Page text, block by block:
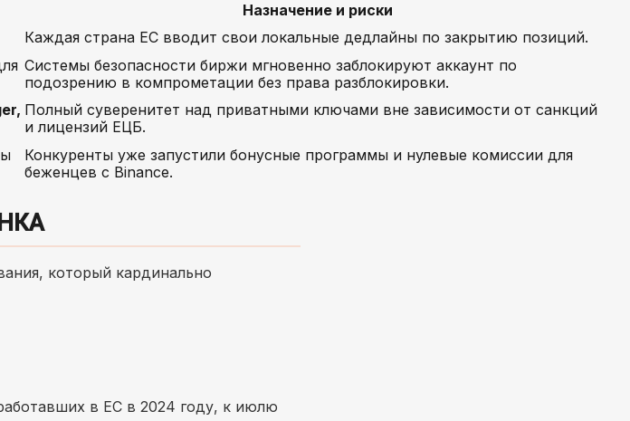
Назначение и риски
Каждая страна ЕС вводит свои локальные дедлайны по закрытию позиций.
Системы безопасности биржи мгновенно заблокируют аккаунт по
подозрению в компрометации без права разблокировки.
Полный суверенитет над приватными ключами вне зависимости от санкций
и лицензий ЕЦБ.
Конкуренты уже запустили бонусные программы и нулевые комиссии для
беженцев с Binance.
который кардинально
в ЕС в 2024 году, к июлю